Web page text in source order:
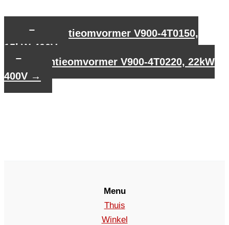
Frequentieomvormer V900-4T0150,
15kW 400V
Frequentieomvormer V900-4T0220, 22kW
400V →
Menu
Thuis
Winkel